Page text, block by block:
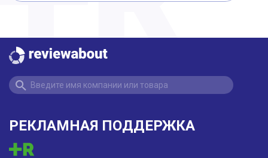
РЕКЛАМНАЯ ПОДДЕРЖКА